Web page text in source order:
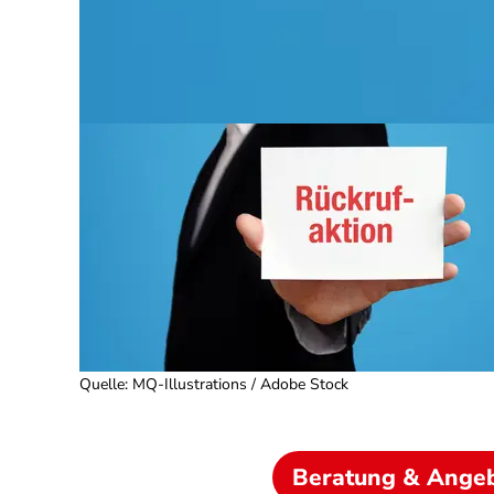
Quelle: MQ-Illustrations / Adobe Stock
Beratung &